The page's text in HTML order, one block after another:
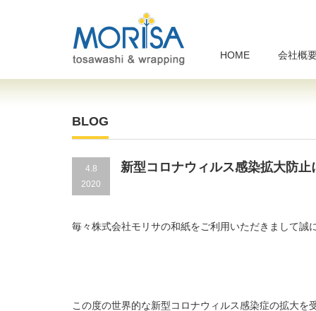
HOME 会社概
BLOG
4.8
2020
新型コロナウィルス感染拡大防
毎々株式会社モリサの和紙をご利用いただきまして誠
この度の世界的な新型コロナウィルス感染症の拡大を